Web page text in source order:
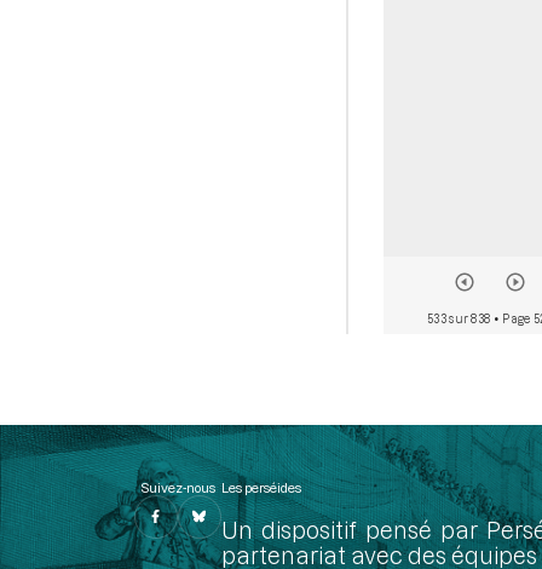
533 sur 838 • Page
Suivez-nous Les perséides
Un dispositif pensé par
partenariat avec des